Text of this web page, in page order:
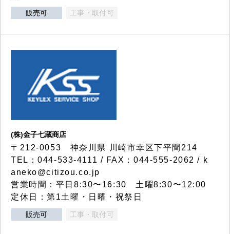
販売可 工事・取付可
(株)金子七蔵商店
〒212-0053 神奈川県 川崎市幸区下平間214
TEL：044-533-4111 / FAX：044-555-2062 / k
aneko@citizou.co.jp
営業時間：平日8:30〜16:30 土曜8:30〜12:00
定休日：第1土曜・日曜・祝祭日
販売可 工事・取付可